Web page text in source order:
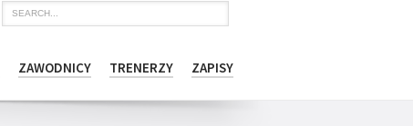
ZAWODNICY TRENERZY ZAPISY